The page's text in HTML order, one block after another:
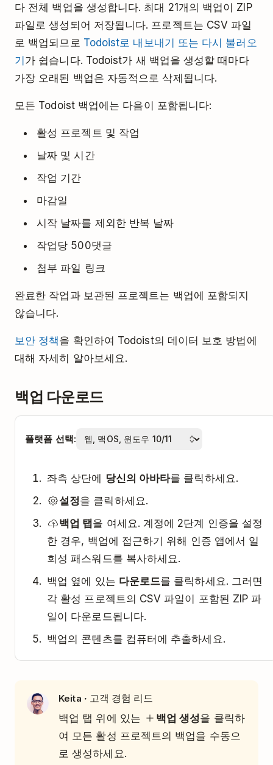
다 전체 백업을 생성합니다. 최대 21개의 백업이 ZIP
파일로 생성되어 저장됩니다. 프로젝트는 CSV 파일
로 백업되므로 Todoist로 내보내기 또는 다시 불러오
기가 쉽습니다. Todoist가 새 백업을 생성할 때마다
가장 오래된 백업은 자동적으로 삭제됩니다.
모든 Todoist 백업에는 다음이 포함됩니다:
활성 프로젝트 및 작업
날짜 및 시간
작업 기간
마감일
시작 날짜를 제외한 반복 날짜
작업당 500댓글
첨부 파일 링크
완료한 작업과 보관된 프로젝트는 백업에 포함되지
않습니다.
보안 정책을 확인하여 Todoist의 데이터 보호 방법에
대해 자세히 알아보세요.
백업 다운로드
플랫폼 선택:
좌측 상단에 당신의 아바타를 클릭하세요.
설정을 클릭하세요.
백업 탭을 여세요. 계정에 2단계 인증을 설정
한 경우, 백업에 접근하기 위해 인증 앱에서 일
회성 패스워드를 복사하세요.
백업 옆에 있는 다운로드를 클릭하세요. 그러면
각 활성 프로젝트의 CSV 파일이 포함된 ZIP 파
일이 다운로드됩니다.
백업의 콘텐츠를 컴퓨터에 추출하세요.
Keita · 고객 경험 리드
백업 탭 위에 있는 백업 생성을 클릭하
여 모든 활성 프로젝트의 백업을 수동으
로 생성하세요.